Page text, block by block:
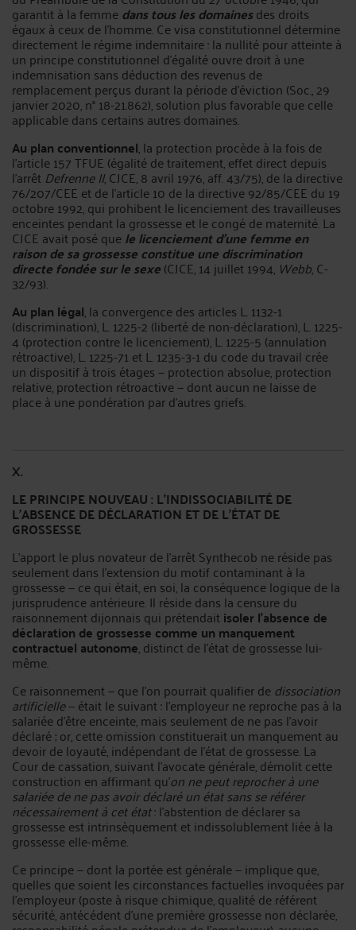
garantit à la femmedans tous les domainesdes droits
égaux à ceux de l'homme. Ce visa constitutionnel détermine
directement le régime indemnitaire : la nullité pour atteinte à
un principe constitutionnel d'égalité ouvre droit à une
indemnisation sans déduction des revenus de
remplacement perçus durant la période d'éviction (Soc., 29
janvier 2020, n° 18-21.862), solution plus favorable que celle
applicable dans certains autres domaines.
Au plan conventionnel, la protection procède à la fois de
l'article 157 TFUE (égalité de traitement, effet direct depuis
l'arrêt Defrenne II, CJCE, 8 avril 1976, aff. 43/75), de la directive
76/207/CEE et de l'article 10 de la directive 92/85/CEE du 19
octobre 1992, qui prohibent le licenciement des travailleuses
enceintes pendant la grossesse et le congé de maternité. La
CJCE avait posé quele licenciement d'une femme en
raison de sa grossesse constitue une discrimination
directe fondée sur le sexe(CJCE, 14 juillet 1994, Webb, C-
32/93).
Au plan légal, la convergence des articles L. 1132-1
(discrimination), L. 1225-2 (liberté de non-déclaration), L. 1225-
4 (protection contre le licenciement), L. 1225-5 (annulation
rétroactive), L. 1225-71 et L. 1235-3-1 du code du travail crée
un dispositif à trois étages — protection absolue, protection
relative, protection rétroactive — dont aucun ne laisse de
place à une pondération par d'autres griefs.
X.
LE PRINCIPE NOUVEAU : L'INDISSOCIABILITÉ DE
L'ABSENCE DE DÉCLARATION ET DE L'ÉTAT DE
GROSSESSE
L'apport le plus novateur de l'arrêt Synthecob ne réside pas
seulement dans l'extension du motif contaminant à la
grossesse — ce qui était, en soi, la conséquence logique de la
jurisprudence antérieure. Il réside dans la censure du
raisonnement dijonnais qui prétendaitisoler l'absence de
déclaration de grossesse comme un manquement
contractuel autonome, distinct de l'état de grossesse lui-
même.
Ce raisonnement — que l'on pourrait qualifier de dissociation
artificielle— était le suivant : l'employeur ne reproche pas à la
salariée d'être enceinte, mais seulement de ne pas l'avoir
déclaré ; or, cette omission constituerait un manquement au
devoir de loyauté, indépendant de l'état de grossesse. La
Cour de cassation, suivant l'avocate générale, démolit cette
construction en affirmant qu'on ne peut reprocher à une
salariée de ne pas avoir déclaré un état sans se référer
nécessairement à cet état: l'abstention de déclarer sa
grossesse est intrinsèquement et indissolublement liée à la
grossesse elle-même.
Ce principe — dont la portée est générale — implique que,
quelles que soient les circonstances factuelles invoquées par
l'employeur (poste à risque chimique, qualité de référent
sécurité, antécédent d'une première grossesse non déclarée,